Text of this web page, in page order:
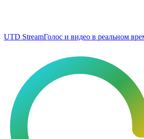
UTD StreamГолос и видео в реальном